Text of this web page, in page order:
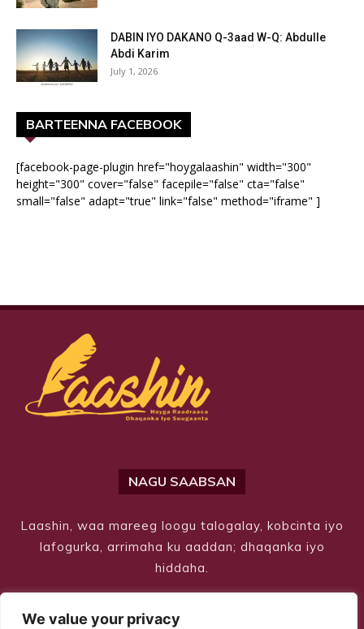
We value your privacy
DABIN IYO DAKANO Q-3aad W-Q: Abdulle
Abdi Karim
July 1, 2026
BARTEENNA FACEBOOK
[facebook-page-plugin href="hoygalaashin" width="300"
height="300" cover="false" facepile="false" cta="false"
small="false" adapt="true" link="false" method="iframe" ]
NAGU SAABSAN
Laashin, waa mareeg loogu talogalay, kobcinta iyo
lafogurka, arrimaha ku aaddan; dhaqanka iyo
hiddaha.